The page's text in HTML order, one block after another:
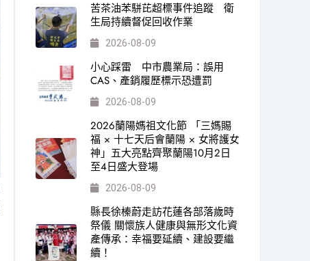
苦茶油苯駢芘超標事件追蹤 衛
生局持續督促回收作業
2026-08-09
小心踩雷 中市農業局：誤用
CAS、產銷履歷標示恐遭罰
2026-08-09
2026蘭陽媽祖文化節 「三媽賜
福 × 十七天后會蘭陽 × 女將護女
神」五大亮點齊聚蘭陽10月2日
至4日盛大登場
2026-08-09
縣長徐榛蔚走訪花蓮各部落歲時
祭儀 關懷族人健康與無形文化資
產傳承：幸福要延續、建設要繼
續！